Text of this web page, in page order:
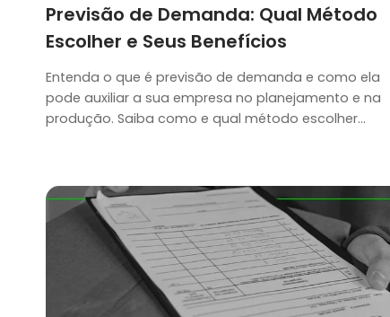
Previsão de Demanda: Qual Método
Escolher e Seus Benefí­cios
Entenda o que é previsão de demanda e como ela
pode auxiliar a sua empresa no planejamento e na
produção. Saiba como e qual método escolher…